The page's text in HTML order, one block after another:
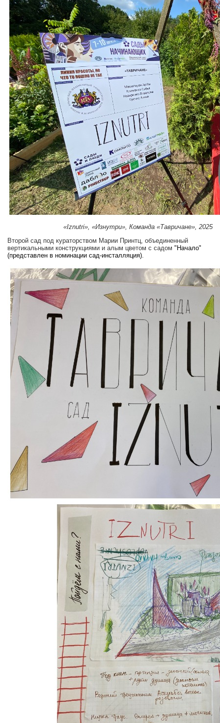
«Iznutri», «Изнутри», Команда «Тавричане», 2025
Второй сад под кураторством Марии Принтц, объединенный
вертикальными конструкциями и алым цветом с садом "Начало"
(представлен в номинации сад-инсталляция).